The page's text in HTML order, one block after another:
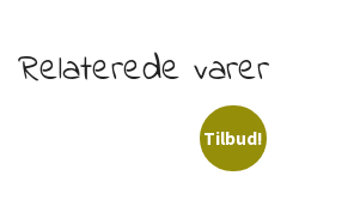
Relaterede varer
Tilbud!